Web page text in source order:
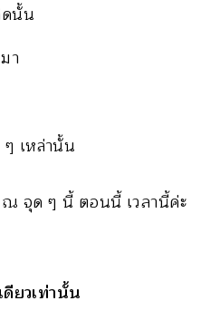
ดนั้น
า
เหล่านั้น
จุด ๆ นี้ ตอนนี้ เวลานี้ค่ะ
ยวเท่านั้น